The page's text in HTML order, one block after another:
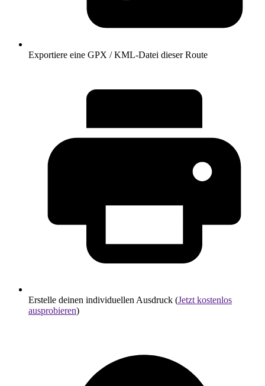
Exportiere eine GPX / KML-Datei dieser Route
Erstelle deinen individuellen Ausdruck (Jetzt kostenlos
ausprobieren)